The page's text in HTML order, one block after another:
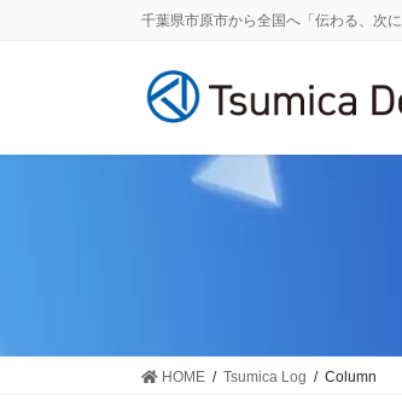
へ
ョ
千葉県市原市から全国へ「伝わる、次
HOME Tsumica Log Column